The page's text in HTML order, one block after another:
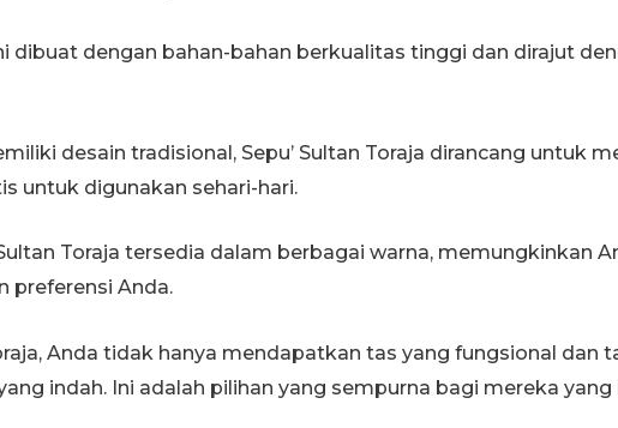
dibuat dengan bahan-bahan berkualitas tinggi dan dirajut
desain tradisional, Sepu’ Sultan Toraja dirancang untuk
untuk digunakan sehari-hari.
Sultan Toraja tersedia dalam berbagai warna, memungkinkan
preferensi Anda.
Anda tidak hanya mendapatkan tas yang fungsional
indah. Ini adalah pilihan yang sempurna bagi mereka